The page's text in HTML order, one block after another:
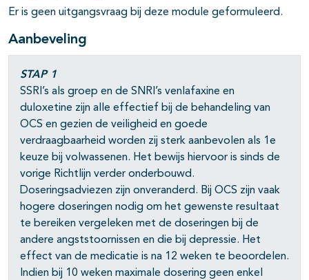
open- en dichtklappen
open- en dichtklappen
Er is geen uitgangsvraag bij deze module geformuleerd.
Aanbeveling
STAP 1
SSRI’s als groep en de SNRI’s venlafaxine en
duloxetine zijn alle effectief bij de behandeling van
OCS en gezien de veiligheid en goede
verdraagbaarheid worden zij sterk aanbevolen als 1e
keuze bij volwassenen. Het bewijs hiervoor is sinds de
vorige Richtlijn verder onderbouwd.
Doseringsadviezen zijn onveranderd. Bij OCS zijn vaak
hogere doseringen nodig om het gewenste resultaat
te bereiken vergeleken met de doseringen bij de
andere angststoornissen en die bij depressie. Het
effect van de medicatie is na 12 weken te beoordelen.
Indien bij 10 weken maximale dosering geen enkel